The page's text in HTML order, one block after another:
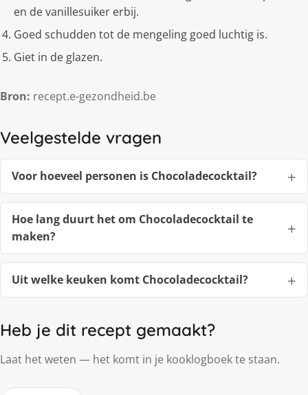
en de vanillesuiker erbij.
Goed schudden tot de mengeling goed luchtig is.
Giet in de glazen.
Bron: recept.e-gezondheid.be
Veelgestelde vragen
Voor hoeveel personen is Chocoladecocktail?
Hoe lang duurt het om Chocoladecocktail te
maken?
Uit welke keuken komt Chocoladecocktail?
Heb je dit recept gemaakt?
Laat het weten — het komt in je kooklogboek te staan.